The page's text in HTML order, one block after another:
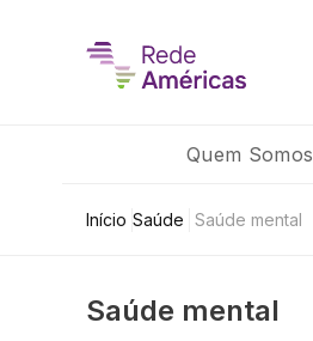
Quem Somos
Início Saúde Saúde mental
Saúde mental